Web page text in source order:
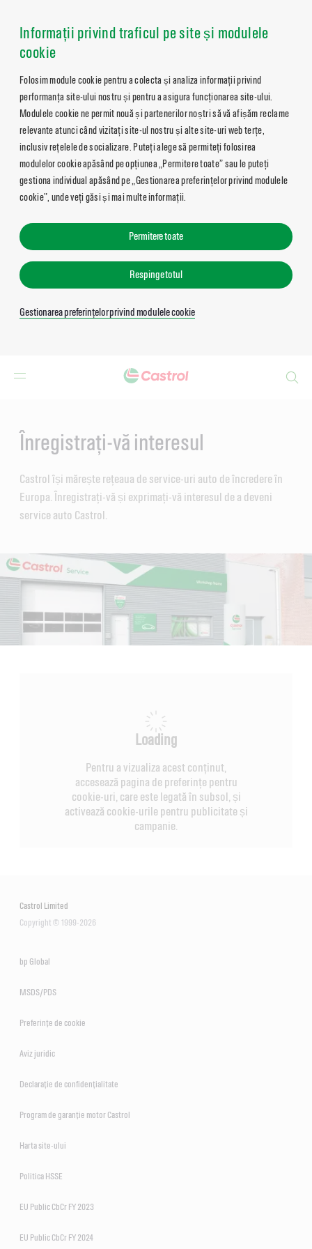
Informații privind traficul pe site și modulele
cookie
Folosim module cookie pentru a colecta și analiza informații privind
performanța site-ului nostru și pentru a asigura funcționarea site-ului.
Modulele cookie ne permit nouă și partenerilor noștri să vă afișăm reclame
relevante atunci când vizitați site-ul nostru și alte site-uri web terțe,
inclusiv rețelele de socializare. Puteți alege să permiteți folosirea
modulelor cookie apăsând pe opțiunea „Permitere toate” sau le puteți
gestiona individual apăsând pe „Gestionarea preferințelor privind modulele
cookie”, unde veți găsi și mai multe informații.
Permitere toate
Respinge totul
Gestionarea preferințelor privind modulele cookie
Înregistrați-vă interesul
Castrol își mărește rețeaua de service-uri auto de încredere în
Europa. Înregistrați-vă și exprimați-vă interesul de a deveni
service auto Castrol.
Loading
Pentru a vizualiza acest conținut,
accesează pagina de preferințe pentru
cookie-uri, care este legată în subsol, și
activează cookie-urile pentru publicitate și
campanie.
Castrol Limited
Copyright © 1999-2026
bp Global
MSDS/PDS
Preferințe de cookie
Aviz juridic
Declarație de confidențialitate
Program de garanție motor Castrol
Harta site-ului
Politica HSSE
EU Public CbCr FY 2023
EU Public CbCr FY 2024